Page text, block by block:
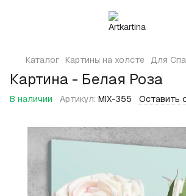
Каталог Картины на холсте Для
Картина - Белая Роза
В наличии Артикул: MIX-355 Оставить